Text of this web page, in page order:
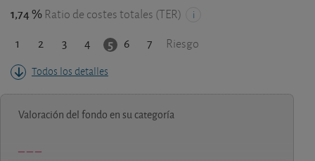
1,74 % Ratio de costes totales (TER)
1 2 3 4 5 6 7 Riesgo
Todos los detalles
Valoración del fondo en su categoría